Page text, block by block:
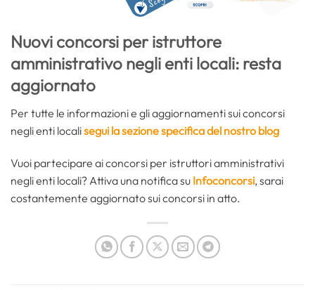
Nuovi concorsi per istruttore
amministrativo negli enti locali: resta
aggiornato
Per tutte le informazioni e gli aggiornamenti sui concorsi
negli enti localisegui la sezione specifica del nostro blog
Vuoi partecipare ai concorsi per istruttori amministrativi
negli enti locali? Attiva una notifica su Infoconcorsi, sarai
costantemente aggiornato sui concorsi in atto.